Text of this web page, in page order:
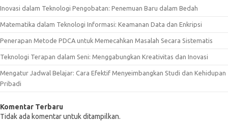
Inovasi dalam Teknologi Pengobatan: Penemuan Baru dalam Bedah
Matematika dalam Teknologi Informasi: Keamanan Data dan Enkripsi
Penerapan Metode PDCA untuk Memecahkan Masalah Secara Sistematis
Teknologi Terapan dalam Seni: Menggabungkan Kreativitas dan Inovasi
Mengatur Jadwal Belajar: Cara Efektif Menyeimbangkan Studi dan Kehidupan
Pribadi
Komentar Terbaru
Tidak ada komentar untuk ditampilkan.